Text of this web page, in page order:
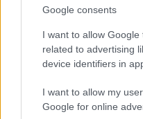
Google consents
I want to allow
related to advertising
device identifiers in
I want to allow my
Google for online
sűrítéskor keletkezett
hengerekben a
fagyással nem tudnak
sokkal olcsóbb egy
egyetlen tudományos
autós magazin sem.